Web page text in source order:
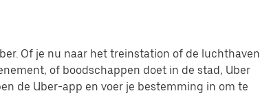
Of je nu naar het treinstation of de luchthaven
of boodschappen doet in de stad, Uber
de Uber-app en voer je bestemming in om te